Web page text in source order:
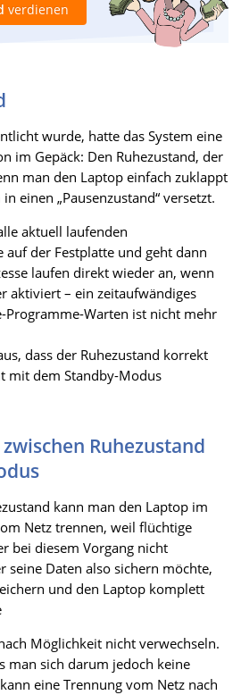
verdienen
wurde, hatte das System eine
im Gepäck: Den Ruhezustand, der
man den Laptop einfach zuklappt
einen „Pausenzustand“ versetzt.
aktuell laufenden
auf der Festplatte und geht dann
laufen direkt wieder an, wenn
aktiviert – ein zeitaufwändiges
Programme-Warten ist nicht mehr
dass der Ruhezustand korrekt
mit dem Standby-Modus
Ruhezustand
kann man den Laptop im
Netz trennen, weil flüchtige
bei diesem Vorgang nicht
seine Daten also sichern möchte,
und den Laptop komplett
Möglichkeit nicht verwechseln.
man sich darum jedoch keine
eine Trennung vom Netz nach